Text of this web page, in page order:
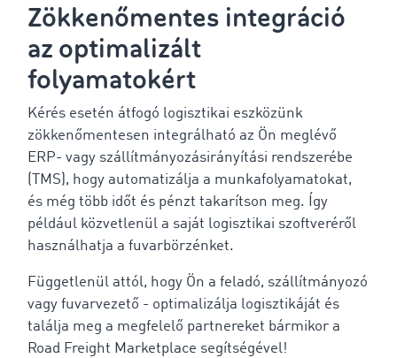
Zökkenőmentes integráció
az optimalizált
folyamatokért
Kérés esetén átfogó logisztikai eszközünk
zökkenőmentesen integrálható az Ön meglévő
ERP- vagy szállítmányozásirányítási rendszerébe
(TMS), hogy automatizálja a munkafolyamatokat,
és még több időt és pénzt takarítson meg. Így
például közvetlenül a saját logisztikai szoftveréről
használhatja a fuvarbörzénket.
Függetlenül attól, hogy Ön a feladó, szállítmányozó
vagy fuvarvezető - optimalizálja logisztikáját és
találja meg a megfelelő partnereket bármikor a
Road Freight Marketplace segítségével!